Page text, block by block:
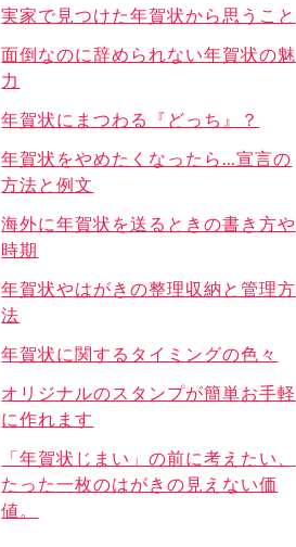
実家で見つけた年賀状から思うこと
面倒なのに辞められない年賀状の魅
力
年賀状にまつわる『どっち』？
年賀状をやめたくなったら…宣言の
方法と例文
海外に年賀状を送るときの書き方や
時期
年賀状やはがきの整理収納と管理方
法
年賀状に関するタイミングの色々
オリジナルのスタンプが簡単お手軽
に作れます
「年賀状じまい」の前に考えたい、
たった一枚のはがきの見えない価
値。